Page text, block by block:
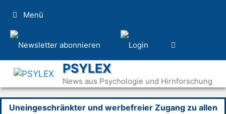
Inhalt
springen
Menü
PSYLEX
News aus Psychologie und Hirnforschung
Uneingeschränkter und werbefreier Zugang zu allen